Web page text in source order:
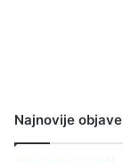
Najnovije objave